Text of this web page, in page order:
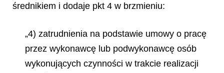
średnikiem i dodaje pkt 4 w brzmieniu:
„4) zatrudnienia na podstawie umowy o pracę
przez wykonawcę lub podwykonawcę osób
wykonujących czynności w trakcie realizacji